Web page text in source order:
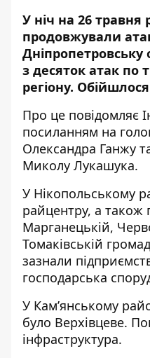
У ніч на 26 травня
продовжували
Дніпропетровську
з десяток атак по
регіону.
Про це повідомляє
посиланням на
Олександра Ганжу
Миколу Лукашука.
У Нікопольському
райцентру, а також
Марганецькій,
Томаківській
зазнали
господарська
У Кам’янському
було Верхівцеве.
інфраструктура.